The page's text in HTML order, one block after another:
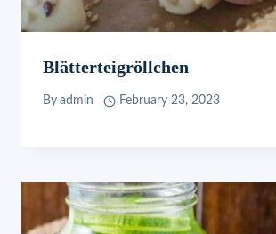
Blätterteigröllchen
By admin February 23, 2023